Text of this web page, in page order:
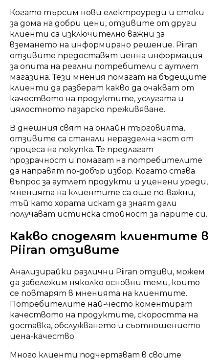
Когато търсим нови електроуреди и стоки
за дома на добри цени, отзивите от други
клиенти са изключително важни за
вземането на информирано решение. Piiran
отзивите предоставят ценна информация
за опита на реални потребители с аутлет
магазина. Тези мнения помагат на бъдещите
клиенти да разберат какво да очакват от
качеството на продуктите, услугата и
цялостното пазарско преживяване.
В днешния свят на онлайн търговията,
отзивите са станали неразделна част от
процеса на покупка. Те предлагат
прозрачност и помагат на потребителите
да направят по-добър избор. Когато става
въпрос за аутлет продукти и уценени уреди,
мненията на клиентите са още по-важни,
тъй като хората искат да знаят дали
получават истинска стойност за парите си.
Какво споделят клиентите в
Piiran отзивите
Анализирайки различни Piiran отзиви, можем
да забележим няколко основни теми, които
се повтарят в мненията на клиентите.
Потребителите най-често коментират
качеството на продуктите, скоростта на
доставка, обслужването и съотношението
цена-качество.
Много клиенти подчертават в своите